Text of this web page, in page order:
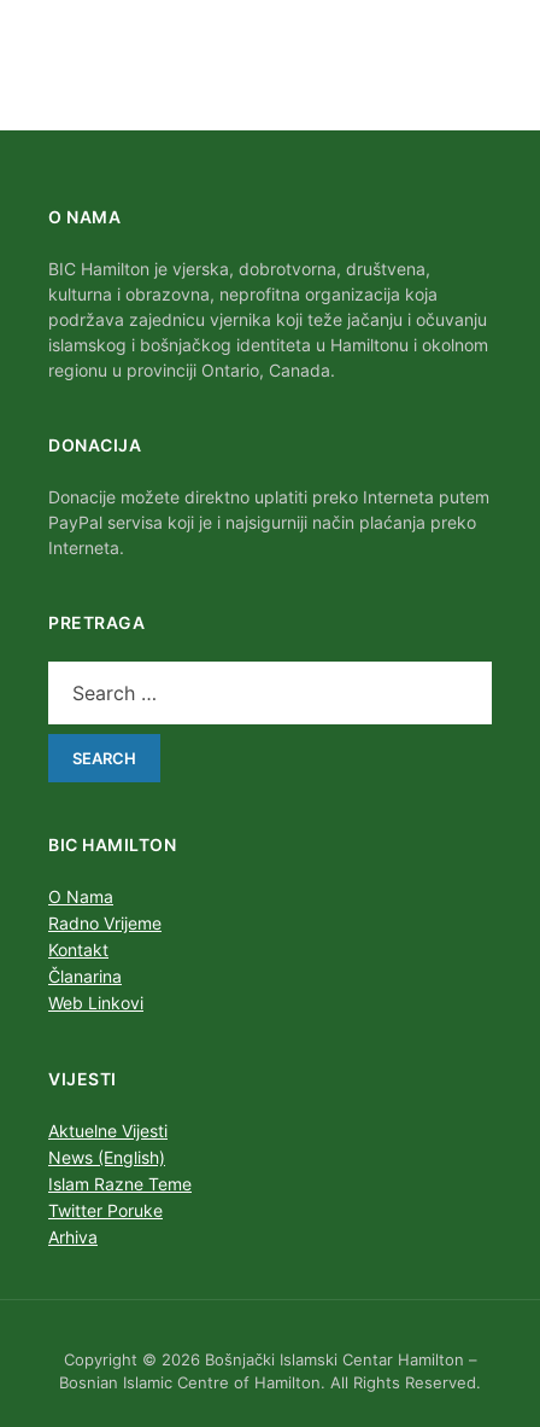
O NAMA
BIC Hamilton je vjerska, dobrotvorna, društvena,
kulturna i obrazovna, neprofitna organizacija koja
podržava zajednicu vjernika koji teže jačanju i očuvanju
islamskog i bošnjačkog identiteta u Hamiltonu i okolnom
regionu u provinciji Ontario, Canada.
DONACIJA
Donacije možete direktno uplatiti preko Interneta putem
PayPal servisa koji je i najsigurniji način plaćanja preko
Interneta.
PRETRAGA
BIC HAMILTON
O Nama
Radno Vrijeme
Kontakt
Članarina
Web Linkovi
VIJESTI
Aktuelne Vijesti
News (English)
Islam Razne Teme
Twitter Poruke
Arhiva
Copyright © 2026 Bošnjački Islamski Centar Hamilton –
Bosnian Islamic Centre of Hamilton. All Rights Reserved.